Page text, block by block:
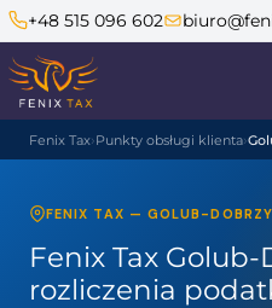
+48 515 096 602
Fenix Tax Punkty obsługi klienta
FENIX TAX — GOLUB-
Fenix Tax
rozliczenia